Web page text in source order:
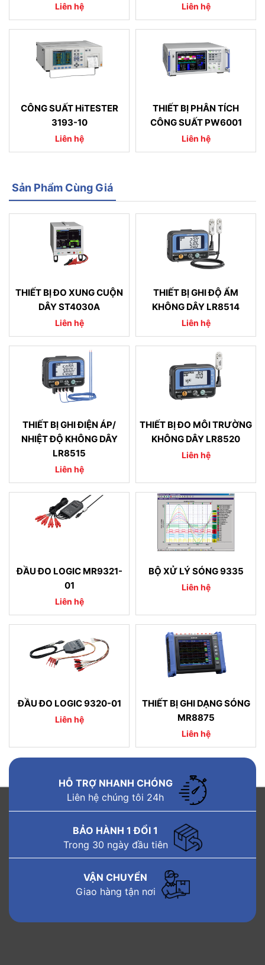
Liên hệ Liên hệ
CÔNG SUẤT HiTESTER
3193-10
Liên hệ
THIẾT BỊ PHÂN TÍCH
CÔNG SUẤT PW6001
Liên hệ
Sản Phẩm Cùng Giá
THIẾT BỊ ĐO XUNG CUỘN
DÂY ST4030A
Liên hệ
THIẾT BỊ GHI ĐỘ ẨM
KHÔNG DÂY LR8514
Liên hệ
THIẾT BỊ GHI ĐIỆN ÁP/
NHIỆT ĐỘ KHÔNG DÂY
LR8515
Liên hệ
THIẾT BỊ ĐO MÔI TRƯỜNG
KHÔNG DÂY LR8520
Liên hệ
ĐẦU ĐO LOGIC MR9321-
01
Liên hệ
BỘ XỬ LÝ SÓNG 9335
Liên hệ
ĐẦU ĐO LOGIC 9320-01
Liên hệ
THIẾT BỊ GHI DẠNG SÓNG
MR8875
Liên hệ
HỖ TRỢ NHANH CHÓNG
Liên hệ chúng tôi 24h
BẢO HÀNH 1 ĐỔI 1
Trong 30 ngày đầu tiên
VẬN CHUYỂN
Giao hàng tận nơi